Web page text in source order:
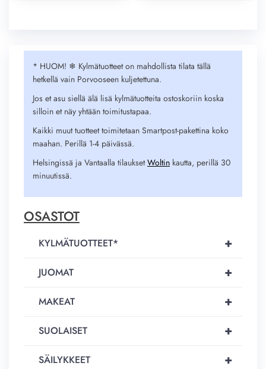
* HUOM! ❄︎ Kylmätuotteet on mahdollista tilata tällä
hetkellä vain Porvooseen kuljetettuna.
Jos et asu siellä älä lisä kylmätuotteita ostoskoriin koska
silloin et näy yhtään toimitustapaa.
Kaikki muut tuotteet toimitetaan Smartpost-pakettina koko
maahan. Perillä 1-4 päivässä.
Helsingissä ja Vantaalla tilauksetWoltin kautta, perillä 30
minuutissä.
OSASTOT
+
KYLMÄTUOTTEET*
+
JUOMAT
+
MAKEAT
+
SUOLAISET
+
SÄILYKKEET